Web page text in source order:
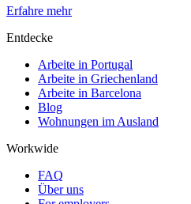
Erfahre mehr
Entdecke
Arbeite in Portugal
Arbeite in Griechenland
Arbeite in Barcelona
Blog
Wohnungen im Ausland
Workwide
FAQ
Über uns